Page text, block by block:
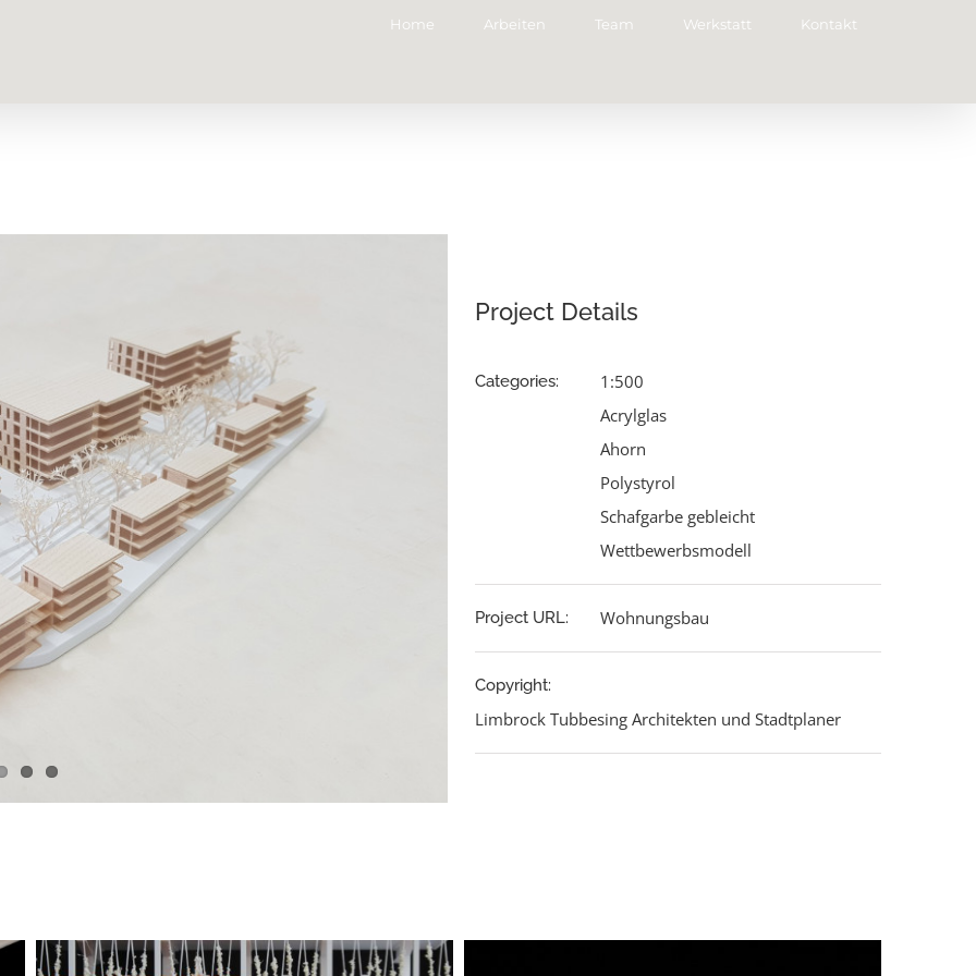
Home Arbeiten Team Werkstatt Kontakt
Project Details
Categories:
1:500
Acrylglas
Ahorn
Polystyrol
Schafgarbe gebleicht
Wettbewerbsmodell
Project URL: Wohnungsbau
Copyright:
Limbrock Tubbesing Architekten und Stadtplaner